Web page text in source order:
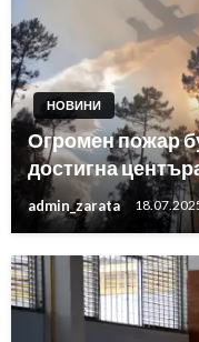
НОВИНИ
Огромен пожар
достигна
admin_zarata